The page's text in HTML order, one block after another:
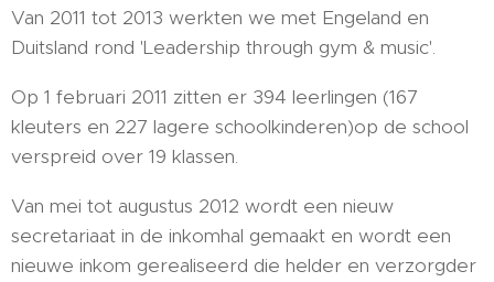
Van 2011 tot 2013 werkten we met Engeland en
Duitsland rond 'Leadership through gym & music'.
Op 1 februari 2011 zitten er 394 leerlingen (167
kleuters en 227 lagere schoolkinderen)op de school
verspreid over 19 klassen.
Van mei tot augustus 2012 wordt een nieuw
secretariaat in de inkomhal gemaakt en wordt een
nieuwe inkom gerealiseerd die helder en verzorgder